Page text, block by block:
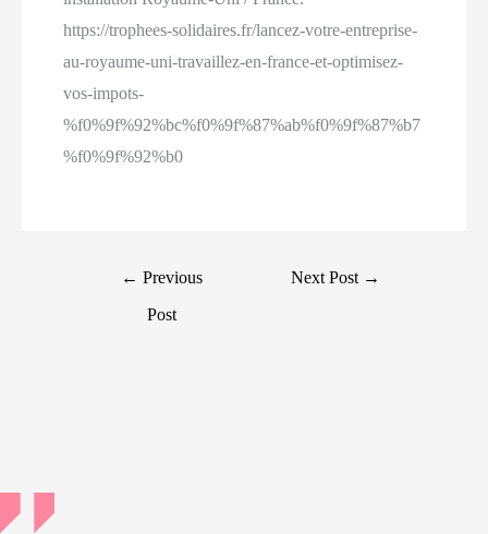
https://trophees-solidaires.fr/lancez-votre-entreprise-
au-royaume-uni-travaillez-en-france-et-optimisez-
vos-impots-
%f0%9f%92%bc%f0%9f%87%ab%f0%9f%87%b7
%f0%9f%92%b0
← Previous
Post
Next Post →